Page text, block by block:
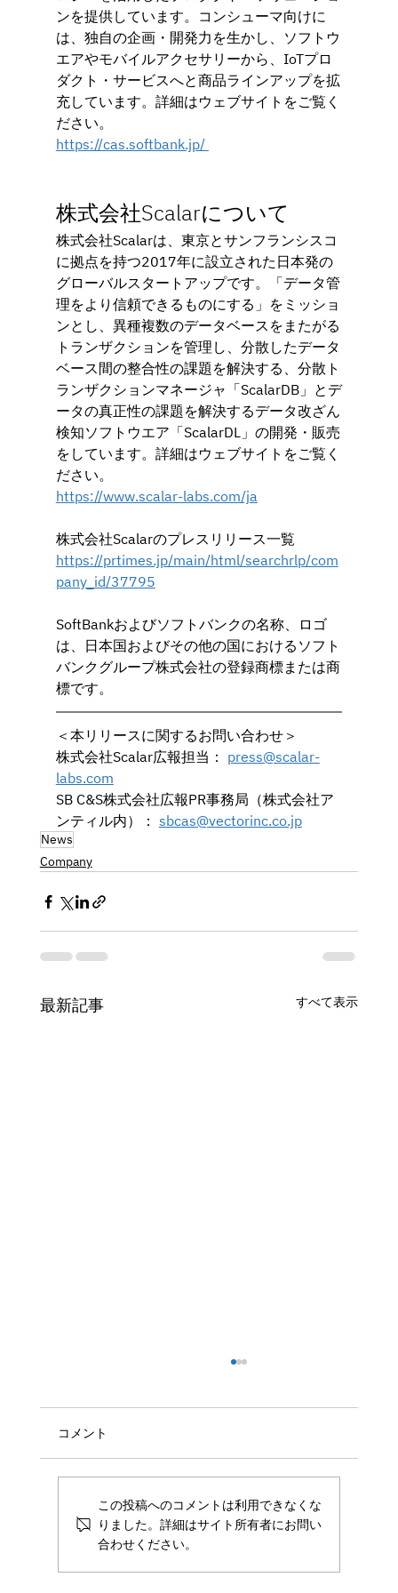
ンを提供しています。コンシューマ向けに
は、独自の企画・開発力を生かし、ソフトウ
エアやモバイルアクセサリーから、IoTプロ
ダクト・サービスへと商品ラインアップを拡
充しています。詳細はウェブサイトをご覧く
ださい。
https://cas.softbank.jp/
株式会社Scalarについて
株式会社Scalarは、東京とサンフランシスコ
に拠点を持つ2017年に設立された日本発の
グローバルスタートアップです。「データ管
理をより信頼できるものにする」をミッショ
ンとし、異種複数のデータベースをまたがる
トランザクションを管理し、分散したデータ
ベース間の整合性の課題を解決する、分散ト
ランザクションマネージャ「ScalarDB」とデ
ータの真正性の課題を解決するデータ改ざん
検知ソフトウエア「ScalarDL」の開発・販売
をしています。詳細はウェブサイトをご覧く
ださい。
https://www.scalar-labs.com/ja
株式会社Scalarのプレスリリース⼀覧
https://prtimes.jp/main/html/searchrlp/com
pany_id/37795
SoftBankおよびソフトバンクの名称、ロゴ
は、日本国およびその他の国におけるソフト
バンクグループ株式会社の登録商標または商
標です。
＜本リリースに関するお問い合わせ＞
株式会社Scalar広報担当： press@scalar-
labs.com
SB C&S株式会社広報PR事務局（株式会社ア
ンティル内）： sbcas@vectorinc.co.jp
News
Company
最新記事 すべて表示
株式会社Scalar（本社：東京都新宿区、代表取
CTO：山田浩之、以下Scalar）は、この度、営
業組織および経営管理体制の強化を図るべく、
執行役員 最高収益責任者（CRO：Chief
Revenue...
コメント
この投稿へのコメントは利用できなくな
りました。詳細はサイト所有者にお問い
合わせください。